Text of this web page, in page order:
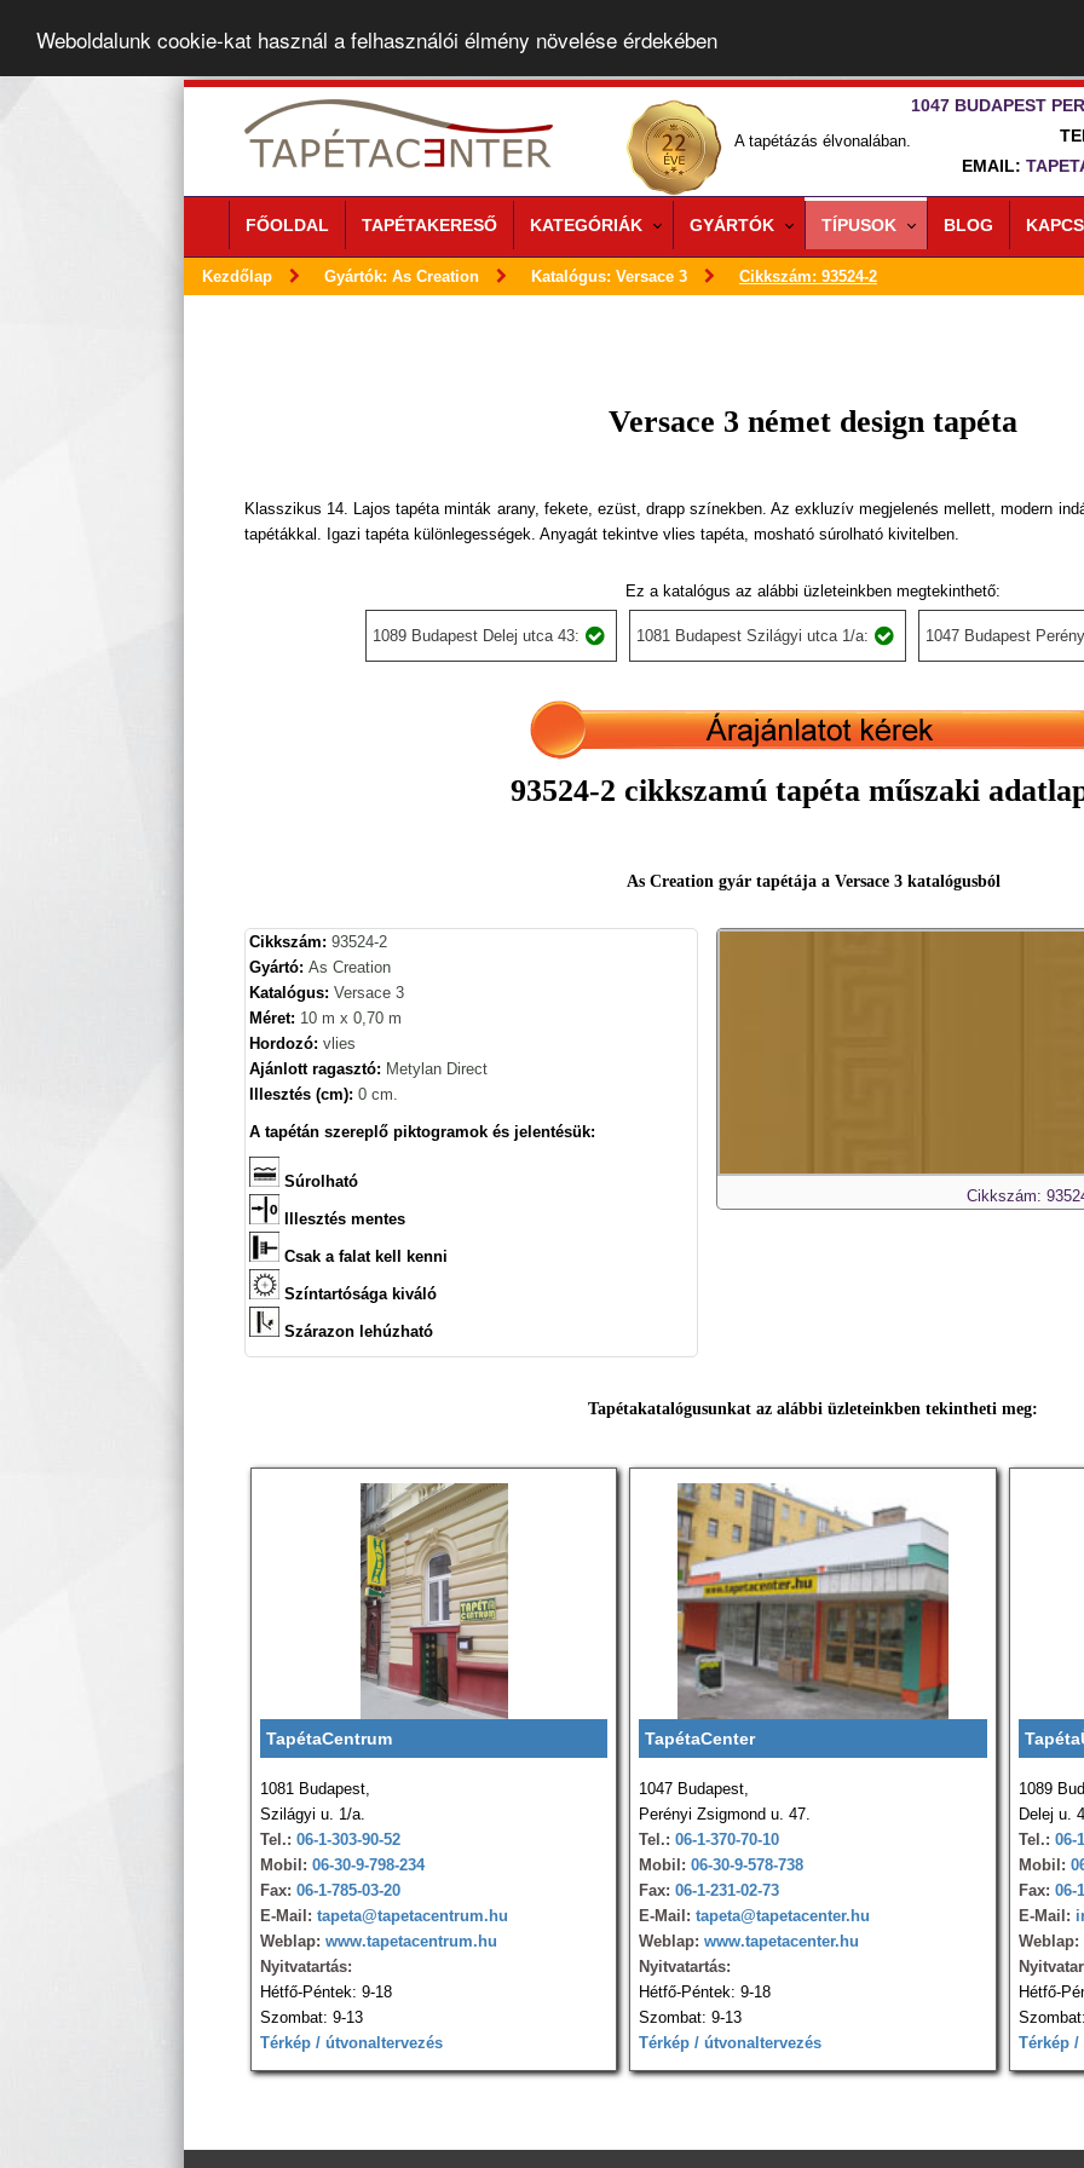
Weboldalunk cookie-kat használ a felhasználói élmény növelése érdekében
A tapétázás élvonalában.
1047 BUDAPEST
EMAIL:
FŐOLDAL TAPÉTAKERESŐ KATEGÓRIÁK GYÁRTÓK TÍPUSOK BLOG
Kezdőlap Gyártók: As Creation Katalógus: Versace 3 Cikkszám: 93524-2
Versace 3 német design tapéta
Klasszikus 14. Lajos tapéta minták arany, fekete, ezüst, drapp színekben. Az exkluzív megjelenés mellett, modern
tapétákkal. Igazi tapéta különlegességek. Anyagát tekintve vlies tapéta, mosható súrolható kivitelben.
Ez a katalógus az alábbi üzleteinkben megtekinthető:
1089 Budapest Delej utca 43: 1081 Budapest Szilágyi utca 1/a: 1047 Budapest
93524-2 cikkszamú tapéta műszaki
As Creation gyár tapétája a Versace 3 katalógusból
Cikkszám: 93524-2
Gyártó: As Creation
Katalógus: Versace 3
Méret: 10 m x 0,70 m
Hordozó: vlies
Ajánlott ragasztó: Metylan Direct
Illesztés (cm): 0 cm.
A tapétán szereplő piktogramok és jelentésük:
Súrolható
Illesztés mentes
Csak a falat kell kenni
Színtartósága kiváló
Szárazon lehúzható
Cikkszám:
Tapétakatalógusunkat az alábbi üzleteinkben tekintheti meg:
TapétaCentrum
1081 Budapest,
Szilágyi u. 1/a.
Tel.: 06-1-303-90-52
Mobil: 06-30-9-798-234
Fax: 06-1-785-03-20
E-Mail: tapeta@tapetacentrum.hu
Weblap: www.tapetacentrum.hu
Nyitvatartás:
Hétfő-Péntek: 9-18
Szombat: 9-13
Térkép / útvonaltervezés
TapétaCenter
1047 Budapest,
Perényi Zsigmond u. 47.
Tel.: 06-1-370-70-10
Mobil: 06-30-9-578-738
Fax: 06-1-231-02-73
E-Mail: tapeta@tapetacenter.hu
Weblap: www.tapetacenter.hu
Nyitvatartás:
Hétfő-Péntek: 9-18
Szombat: 9-13
Térkép / útvonaltervezés
1089
Delej u.
Tel.: 06-
Mobil:
Fax: 06-
E-Mail:
Weblap:
Hétfő-
Térkép /